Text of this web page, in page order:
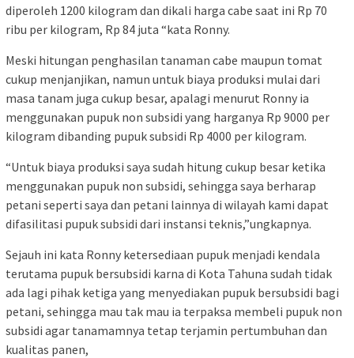
diperoleh 1200 kilogram dan dikali harga cabe saat ini Rp 70
ribu per kilogram, Rp 84 juta “kata Ronny.
Meski hitungan penghasilan tanaman cabe maupun tomat
cukup menjanjikan, namun untuk biaya produksi mulai dari
masa tanam juga cukup besar, apalagi menurut Ronny ia
menggunakan pupuk non subsidi yang harganya Rp 9000 per
kilogram dibanding pupuk subsidi Rp 4000 per kilogram.
“Untuk biaya produksi saya sudah hitung cukup besar ketika
menggunakan pupuk non subsidi, sehingga saya berharap
petani seperti saya dan petani lainnya di wilayah kami dapat
difasilitasi pupuk subsidi dari instansi teknis,”ungkapnya.
Sejauh ini kata Ronny ketersediaan pupuk menjadi kendala
terutama pupuk bersubsidi karna di Kota Tahuna sudah tidak
ada lagi pihak ketiga yang menyediakan pupuk bersubsidi bagi
petani, sehingga mau tak mau ia terpaksa membeli pupuk non
subsidi agar tanamamnya tetap terjamin pertumbuhan dan
kualitas panen,